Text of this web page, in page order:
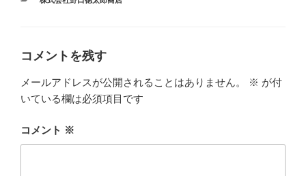
o
k
コメントを残す
メールアドレスが公開されることはありません。 ※ が付
いている欄は必須項目です
コメント ※